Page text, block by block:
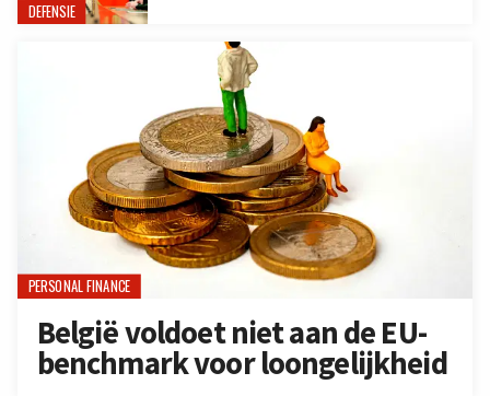
DEFENSIE
PERSONAL FINANCE
België voldoet niet aan de EU-
benchmark voor loongelijkheid